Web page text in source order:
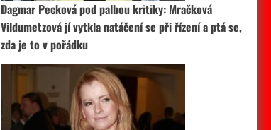
Dagmar Pecková pod palbou kritiky: Mračková
Vildumetzová jí vytkla natáčení se při řízení a ptá se,
zda je to v pořádku